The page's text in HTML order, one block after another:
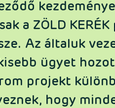
a ZÖLD
Az általuk
ügyet
projekt
hogy